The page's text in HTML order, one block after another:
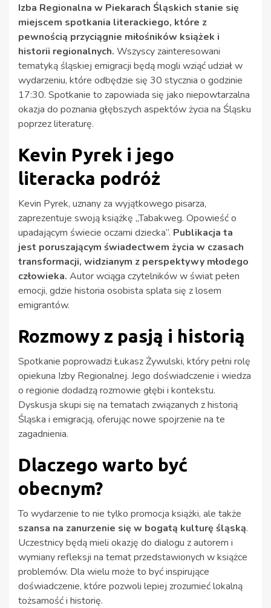
Izba Regionalna w Piekarach Śląskich stanie się
miejscem spotkania literackiego, które z
pewnością przyciągnie miłośników książek i
historii regionalnych. Wszyscy zainteresowani
tematyką śląskiej emigracji będą mogli wziąć udział w
wydarzeniu, które odbędzie się 30 stycznia o godzinie
17:30. Spotkanie to zapowiada się jako niepowtarzalna
okazja do poznania głębszych aspektów życia na Śląsku
poprzez literaturę.
Kevin Pyrek i jego
literacka podróż
Kevin Pyrek, uznany za wyjątkowego pisarza,
zaprezentuje swoją książkę „Tabakweg. Opowieść o
upadającym świecie oczami dziecka”. Publikacja ta
jest poruszającym świadectwem życia w czasach
transformacji, widzianym z perspektywy młodego
człowieka. Autor wciąga czytelników w świat pełen
emocji, gdzie historia osobista splata się z losem
emigrantów.
Rozmowy z pasją i historią
Spotkanie poprowadzi Łukasz Żywulski, który pełni rolę
opiekuna Izby Regionalnej. Jego doświadczenie i wiedza
o regionie dodadzą rozmowie głębi i kontekstu.
Dyskusja skupi się na tematach związanych z historią
Śląska i emigracją, oferując nowe spojrzenie na te
zagadnienia.
Dlaczego warto być
obecnym?
To wydarzenie to nie tylko promocja książki, ale także
szansa na zanurzenie się w bogatą kulturę śląską.
Uczestnicy będą mieli okazję do dialogu z autorem i
wymiany refleksji na temat przedstawionych w książce
problemów. Dla wielu może to być inspirujące
doświadczenie, które pozwoli lepiej zrozumieć lokalną
tożsamość i historię.